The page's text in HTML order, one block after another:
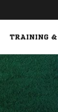
TRAINING &